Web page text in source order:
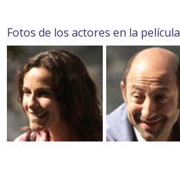
Fotos de los actores en la película